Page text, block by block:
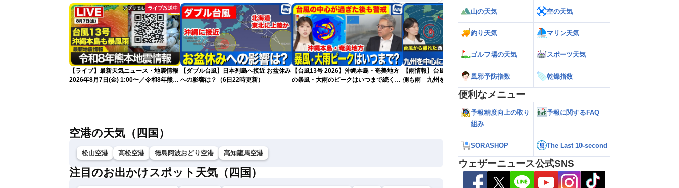
ライブ放送中
【ライブ】最新天気ニュース・地震情報
2026年8月7日(金) 1:00〜／令和8年熊本
【ダブル台風】日本列島へ接近 お盆休み
への影響は？（6日22時更新）
【台風13号 2026】沖縄本島・奄美地方
の暴風・大雨のピークはいつまで続く？
【雨情報】台風から離れた西日本太平洋
側も雨 九州を中心に大雨のおそれ
【熊本八代で39℃観測】被災地・熊本へ
台風による雨風の影響は？
空港の天気（四国）
松山空港 高松空港 徳島阿波おどり空港 高知龍馬空港
注目のお出かけスポット天気（四国）
山の天気 空の天気
釣り天気 マリン天気
ゴルフ場の天気 スポーツ天気
風邪予防指数 乾燥指数
便利なメニュー
予報精度向上の取り
組み
予報に関するFAQ
SORASHOP The Last 10-second
ウェザーニュース公式SNS